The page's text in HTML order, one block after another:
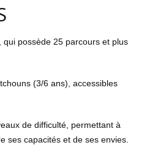
qui possède 25 parcours et plus
(3/6 ans), accessibles
de difficulté, permettant à
ses capacités et de ses envies.